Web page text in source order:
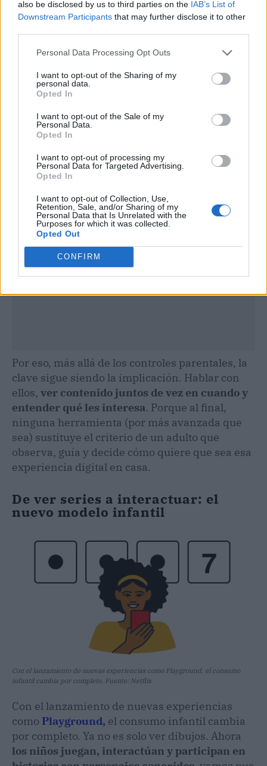
also be disclosed by us to third parties on the IAB’s List of
Downstream Participants that may further disclose it to other
Personal Data Processing Opt Outs
I want to opt-out of the Sharing of my
personal data.
Opted In
I want to opt-out of the Sale of my
Personal Data.
Opted In
I want to opt-out of processing my
Personal Data for Targeted Advertising.
Opted In
I want to opt-out of Collection, Use,
Retention, Sale, and/or Sharing of my
Personal Data that Is Unrelated with the
Purposes for which it was collected.
Opted Out
CONFIRM
Publicidad
Por eso, más allá de los controles parentales, la
clave sigue siendo la implicación. Hablar con
ellos, ver contenido juntos de vez en cuando y
entender qué les interesa. Porque al final,
ninguna herramienta (por más avanzada que
sea) sustituye el criterio de un adulto que
observa, guía y decide cómo quiere que sea esa
experiencia digital en casa.
De ver series a interactuar: el
nuevo modelo infantil
Con el lanzamiento de nuevas experiencias como Playground, el consumo
infantil cambia por completo. Fuente: Netflix
Con el lanzamiento de nuevas experiencias
como Playground, el consumo infantil cambia
por completo. Ya no es solo ver dibujos. Ahora
los niños juegan, interactúan y participan en